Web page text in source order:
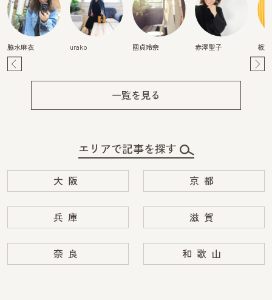
脇水麻衣 urako 國貞玲奈 赤澤聖子 板
一覧を見る
エリアで記事を探す
大阪 京都
兵庫 滋賀
奈良 和歌山